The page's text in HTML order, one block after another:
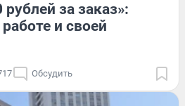
за заказ»:
и своей
Обсудить